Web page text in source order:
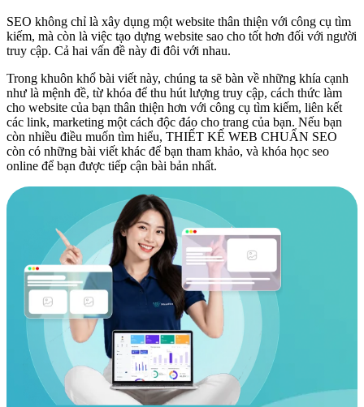
SEO không chỉ là xây dụng một website thân thiện với công cụ tìm
kiếm, mà còn là việc tạo dựng website sao cho tốt hơn đối với người
truy cập. Cả hai vấn đề này đi đôi với nhau.
Trong khuôn khổ bài viết này, chúng ta sẽ bàn về những khía cạnh
như là mệnh đề, từ khóa để thu hút lượng truy cập, cách thức làm
cho website của bạn thân thiện hơn với công cụ tìm kiếm, liên kết
các link, marketing một cách độc đáo cho trang của bạn. Nếu bạn
còn nhiều điều muốn tìm hiểu, THIẾT KẾ WEB CHUẨN SEO
còn có những bài viết khác để bạn tham khảo, và khóa học seo
online để bạn được tiếp cận bài bản nhất.